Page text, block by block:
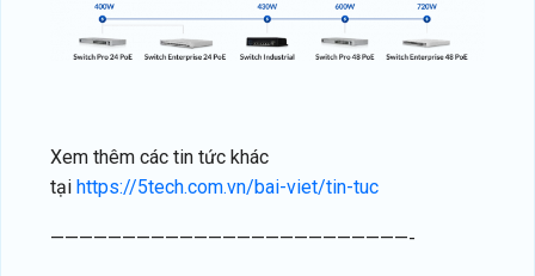
Xem thêm các tin tức khác
tại https://5tech.com.vn/bai-viet/tin-tuc
—————————————————————————-